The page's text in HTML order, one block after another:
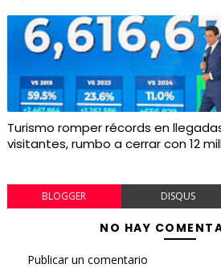
Turismo romper récords en
visitantes, rumbo a cerrar con 12
BLOGGER DISQUS
NO HAY
Publicar un comentario